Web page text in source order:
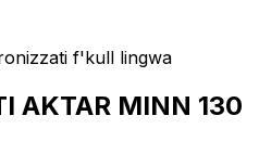
f'kull lingwa
AKTAR MINN 130